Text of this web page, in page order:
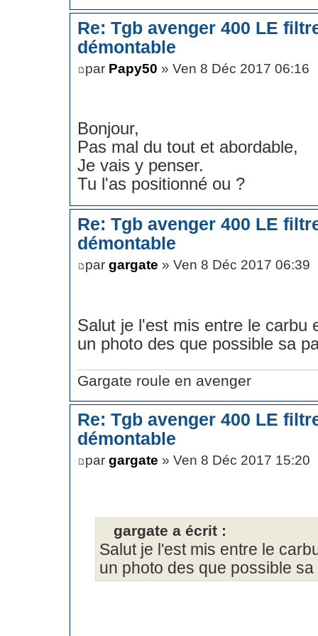
Re: Tgb avenger 400 LE
démontable
par Papy50 » Ven 8 Déc 2017 06:16
Bonjour,
Pas mal du tout et abordable,
Je vais y penser.
Tu l'as positionné ou ?
Re: Tgb avenger 400 LE
démontable
par gargate » Ven 8 Déc 2017 06:39
Salut je l'est mis entre le carbu
un photo des que possible sa
Gargate roule en avenger
Re: Tgb avenger 400 LE
démontable
par gargate » Ven 8 Déc 2017 15:20
gargate a écrit :
Salut je l'est mis entre le
un photo des que possible